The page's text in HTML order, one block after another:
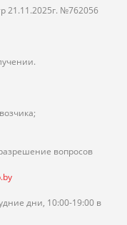
21.11.2025г. №762056
вопросов
дни, 10:00-19:00 в